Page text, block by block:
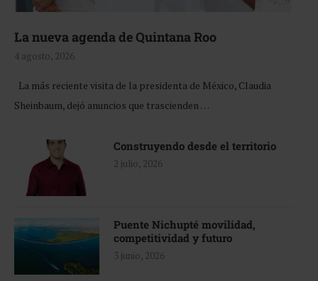
La nueva agenda de Quintana Roo
4 agosto, 2026
La más reciente visita de la presidenta de México, Claudia
Sheinbaum, dejó anuncios que trascienden …
Construyendo desde el territorio
2 julio, 2026
Puente Nichupté movilidad,
competitividad y futuro
3 junio, 2026